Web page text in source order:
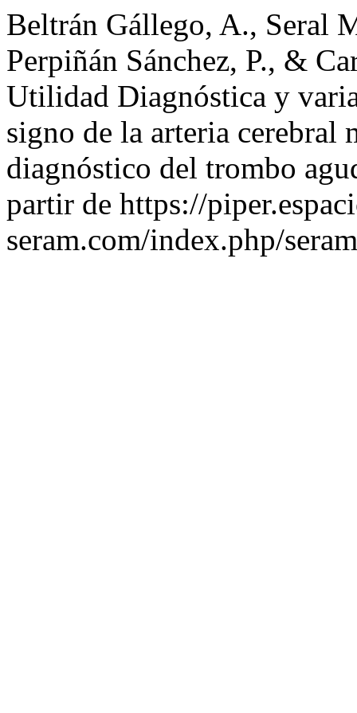
Beltrán Gállego, A., Seral
Perpiñán Sánchez, P., &
Utilidad Diagnóstica y
signo de la arteria cerebral
diagnóstico del trombo
partir de https://
seram.com/index.php/